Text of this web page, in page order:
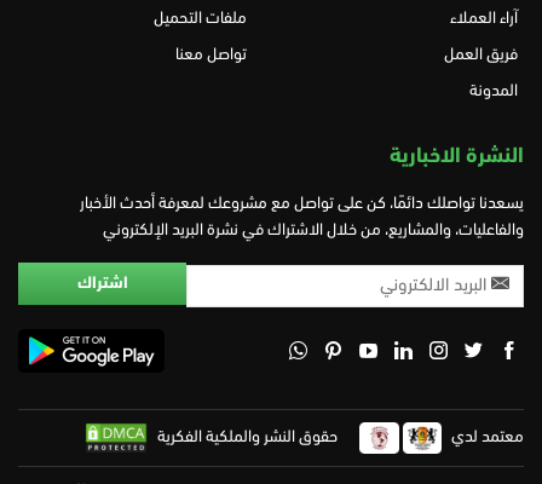
آراء العملاء
فريق العمل
المدونة
ملفات التحميل
تواصل معنا
النشرة الاخبارية
يسعدنا تواصلك دائمًا، كن على تواصل مع مشروعك لمعرفة أحدث الأخبار
والفاعليات، والمشاريع، من خلال الاشتراك في نشرة البريد الإلكتروني
معتمد لدي حقوق النشر والملكية الفكرية